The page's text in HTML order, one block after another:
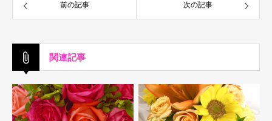
前の記事 次の記事
関連記事